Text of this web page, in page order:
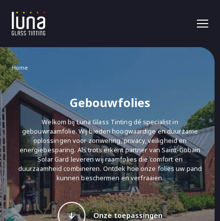
Home
Gebouwfolies
Welkom bij Luna Glass Tinting dé specialist in
gebouwraamfolie. Wij bieden hoogwaardige en duurzame
oplossingen voor zonwering, privacy, veiligheid en
energiebesparing. Als trots erkent partner van Saint-Gobain
Solar Gard leveren wij raamfolies die comfort en
duurzaamheid combineren. Ontdek hoe onze folies uw pand
kunnen beschermen en verfraaien.
Onze toepassingen